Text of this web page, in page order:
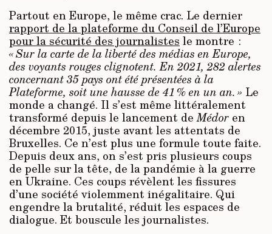
Partout en Europe, le même crac. Le dernier
rapport de la plateforme du Conseil de l’Europe
pour la sécurité des journalistes le montre :
« Sur la carte de la liberté des médias en Europe,
des voyants rouges clignotent. En 2021, 282 alertes
concernant 35pays ont été présentées à la
Plateforme, soit une hausse de 41 % en un an. » Le
monde a changé. Il s’est même littéralement
transformé depuis le lancement deMédor en
décembre 2015, juste avant les attentats de
Bruxelles. Ce n’est plus une formule toute faite.
Depuis deux ans, on s’est pris plusieurs coups
de pelle sur la tête, de la pandémie à la guerre
en Ukraine. Ces coups révèlent les fissures
d’une société violemment inégalitaire. Qui
engendre la brutalité, réduit les espaces de
dialogue. Et bouscule les journalistes.